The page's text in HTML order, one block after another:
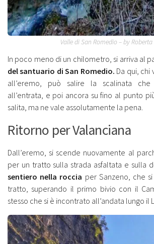
Valle di San Romedio – by Roberta
In poco meno di un chilometro, si arriva al
del santuario di San Romedio. Da qui, chi
all’eremo, può salire la scalinata
all’entrata, e poi ancora su fino al punto
salita, ma ne vale assolutamente la pena.
Ritorno per Valanciana
Dall’eremo, si scende nuovamente al
per un tratto sulla strada asfaltata e sulla
sentiero nella roccia per Sanzeno, che
tratto, superando il primo bivio con il
stesso che si è incontrato all’andata lungo il